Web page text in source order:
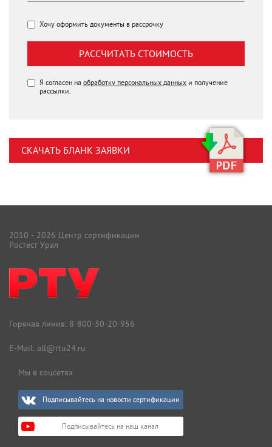
Хочу оформить документы в рассрочку
РАССЧИТАТЬ СТОИМОСТЬ
Я согласен на обработку персональных данных и получение
рассылки.
СКАЧАТЬ БЛАНК ЗАЯВКИ
2010 - 2026 Центр сертификации
Ростест Урал
Горячая линия: 8-800-30-20-956
E-Mail: all@rtu24.ru
Мы в соцсетях
Подписывайтесь на новости сертификации
Подписывайтесь на наш канал